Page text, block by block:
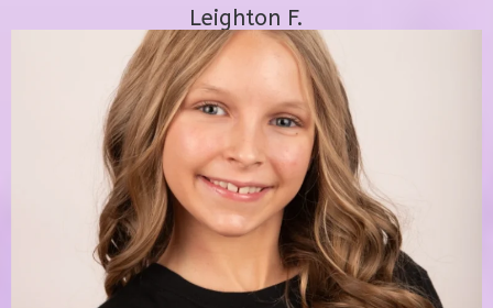
Leighton F.